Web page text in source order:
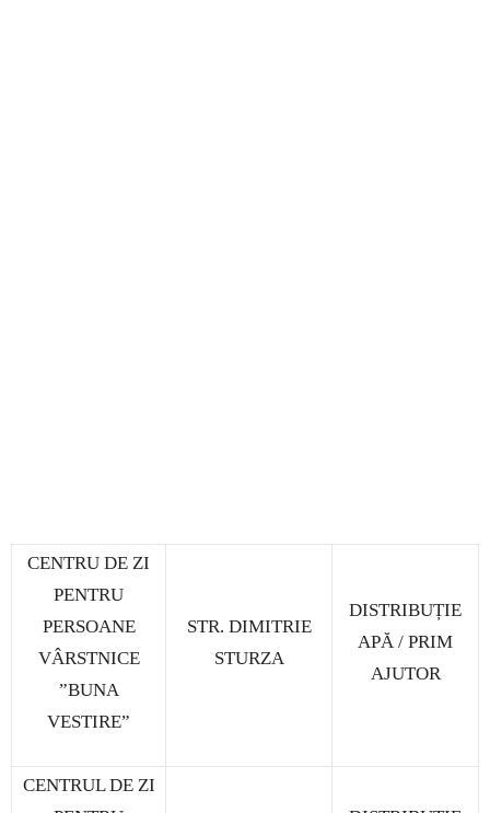
CENTRU DE ZI
PENTRU
PERSOANE
VÂRSTNICE
”BUNA
VESTIRE”
STR. DIMITRIE
STURZA
DISTRIBUȚIE
APĂ / PRIM
AJUTOR
CENTRUL DE ZI